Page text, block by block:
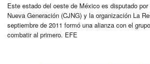
Este estado del oeste de México es disputado
Nueva Generación (CJNG) y la organización La
septiembre de 2011 formó una alianza con el
combatir al primero. EFE